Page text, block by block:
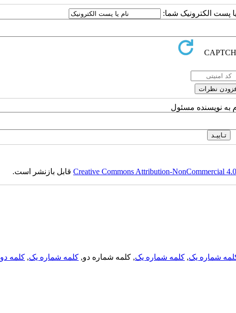
پست الکترونیک شما:
به نویسنده مسئول
Creative Commons Attribution-NonCommercialقابل بازنشر است.
شماره یک, کلمه شماره یک, کلمه شماره دو, کلمه شماره یک, کلمه دو